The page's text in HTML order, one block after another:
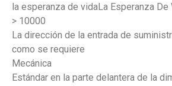
la esperanza de vidaLa Esperanza De
> 10000
La dirección de la entrada de
como se requiere
Mecánica
Estándar en la parte delantera de la